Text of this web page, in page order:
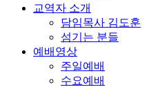
교역자 소개
담임목사 김도훈
섬기는 분들
예배영상
주일예배
수요예배